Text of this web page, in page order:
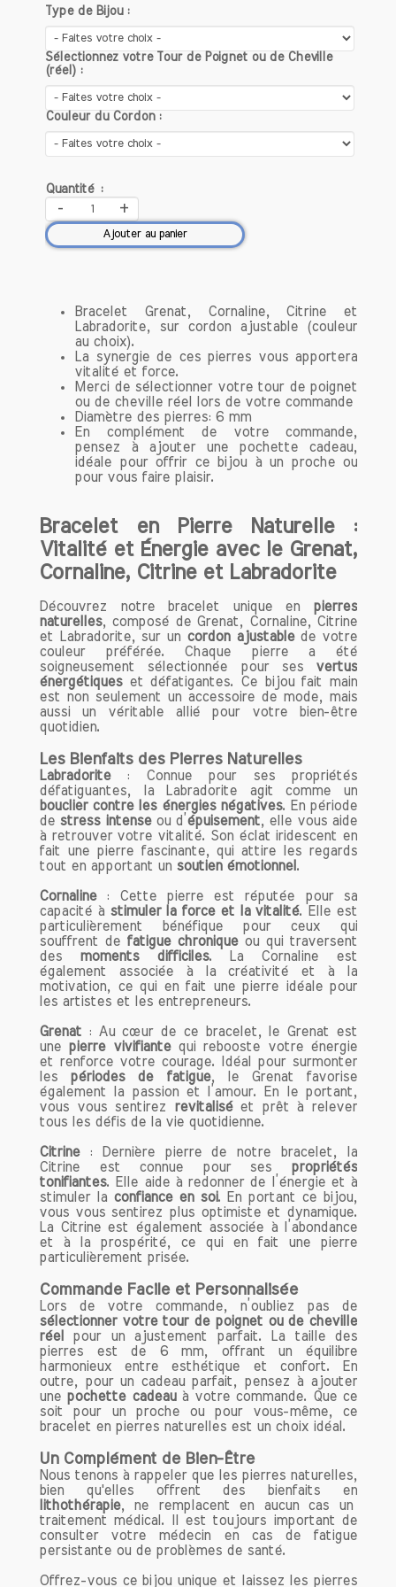
l'abondance et le pouvoir. Les bijoux en
citrine étaient souvent offerts en
cadeau, renforçant les liens sociaux et
familiaux.
Aujourd'hui, la citrine est toujours
est souvent utilisée en lithothérapie.
stimuler la créativité, d’apporter clarté
d’esprit et de favoriser la confiance en
soi. En plus de ses vertus spirituelles, la
citrine est également un choix populaire
touche de chaleur et de luminosité à
n'importe quelle tenue.
Que ce soit pour ses qualités
esthétiques ou ses bienfaits spirituels, la
citrine continue d’enchanter et de
fasciner, prouvant ainsi qu'elle demeure
une pierre précieuse intemporelle dans
l'univers de la joaillerie et du bien-être.
Origine
La citrine est une variété de quartz qui
tire son nom de la couleur jaune des
citrons. Elle se forme dans un
environnement géologique particulier,
souvent dans des roches magmatiques
et métamorphiques. Les principaux
gisements de citrine se trouvent au
Brésil, en Espagne, en Russie, et en
France. Le Brésil est particulièrement
connu pour produire des citrines de
haute qualité, qui présentent des
couleurs allant du jaune clair au jaune
foncé, parfois même avec des nuances
orangées.
Composition
Sur le plan chimique, la citrine est
constituée de dioxyde de silicium (SiO2),
comme toutes les variétés de quartz. La
couleur jaune de la citrine est due à la
présence d'impuretés de fer dans sa
structure cristalline. Cette impureté est
ce qui lui confère ses teintes
chaleureuses, faisant de la citrine une
pierre unique et facilement identifiable.
Les Bienfaits de la Pierre de Citrine
La citrine est souvent appelée la "pierre
de la bonne humeur" en raison de ses
effets positifs sur le bien-être
émotionnel et physique. Voici un aperçu
détaillé de ses bienfaits.
Les Bienfaits Émotionnels de la
Citrine
Une Source de Joie et de Générosité
La citrine est réputée pour sa capacité à
éveiller la joie de vivre et à encourager
la générosité. En portant cette pierre,
vous pouvez ressentir un regain
d'énergie positive qui vous pousse à
partager et à apprécier les petites joies
du quotidien. Elle agit comme un
puissant booster d'humeur, aidant à
chasser les pensées négatives et à
Pour ceux qui traversent des périodes
difficiles, la citrine peut être un véritable
remède, apportant une lumière nouvelle
dans leur vie.
Apaiser les Angoisses
Dans un monde où le stress et l'anxiété
Type de Bijou :
Sélectionnez votre Tour de Poignet ou de Cheville
(réel) :
Couleur du Cordon :
Quantité :
- +
Ajouter au panier
Bracelet Grenat, Cornaline, Citrine et
Labradorite, sur cordon ajustable (couleur
au choix).
La synergie de ces pierres vous apportera
vitalité et force.
Merci de sélectionner votre tour de poignet
ou de cheville réel lors de votre commande
Diamètre des pierres: 6 mm
En complément de votre commande,
pensez à ajouter une pochette cadeau,
idéale pour offrir ce bijou à un proche ou
pour vous faire plaisir.
Bracelet en Pierre Naturelle :
Vitalité et Énergie avec le Grenat,
Cornaline, Citrine et Labradorite
Découvrez notre bracelet unique en pierres
naturelles, composé de Grenat, Cornaline, Citrine
et Labradorite, sur un cordon ajustablede votre
couleur préférée. Chaque pierre a été
soigneusement sélectionnée pour ses vertus
énergétiqueset défatigantes. Ce bijou fait main
est non seulement un accessoire de mode, mais
aussi un véritable allié pour votre bien-être
quotidien.
Les Bienfaits des Pierres Naturelles
Labradorite: Connue pour ses propriétés
défatiguantes, la Labradorite agit comme un
bouclier contre les énergies négatives. En période
de stress intenseou d’ épuisement, elle vous aide
à retrouver votre vitalité. Son éclat iridescent en
fait une pierre fascinante, qui attire les regards
tout en apportant un soutien émotionnel .
Cornaline: Cette pierre est réputée pour sa
capacité à stimuler la force et la vitalité. Elle est
particulièrement bénéfique pour ceux qui
souffrent de fatigue chroniqueou qui traversent
des moments difficiles. La Cornaline est
également associée à la créativité et à la
motivation, ce qui en fait une pierre idéale pour
les artistes et les entrepreneurs.
Grenat : Au cœur de ce bracelet, le Grenat est
une pierre vivifiantequi rebooste votre énergie
et renforce votre courage. Idéal pour surmonter
les périodes de fatigue, le Grenat favorise
également la passion et l’amour. En le portant,
vous vous sentirez revitalisé et prêt à relever
tous les défis de la vie quotidienne.
Citrine: Dernière pierre de notre bracelet, la
Citrine est connue pour ses propriétés
tonifiantes. Elle aide à redonner de l’énergie et à
stimuler la confiance en soi. En portant ce bijou,
vous vous sentirez plus optimiste et dynamique.
La Citrine est également associée à l’abondance
et à la prospérité, ce qui en fait une pierre
particulièrement prisée.
Commande Facile et Personnalisée
Lors de votre commande, n’oubliez pas de
sélectionner votre tour de poignet ou de cheville
réel
pour un ajustement parfait. La taille des
pierres est de 6 mm, offrant un équilibre
harmonieux entre esthétique et confort. En
outre, pour un cadeau parfait, pensez à ajouter
une pochette cadeauà votre commande. Que ce
soit pour un proche ou pour vous-même, ce
bracelet en pierres naturelles est un choix idéal.
Un Complément de Bien-Être
Nous tenons à rappeler que les pierres naturelles,
bien qu'elles offrent des bienfaits en
lithothérapie, ne remplacent en aucun cas un
traitement médical. Il est toujours important de
consulter votre médecin en cas de fatigue
persistante ou de problèmes de santé.
Offrez-vous ce bijou unique et laissez les pierres